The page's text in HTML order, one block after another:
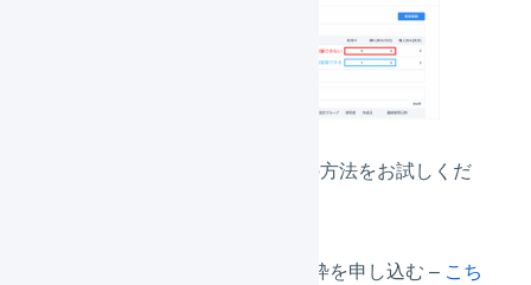
新規登録を行うために、以下の方法をお試しくだ
新たに庫内デバイス利用枠を申し込む – こち